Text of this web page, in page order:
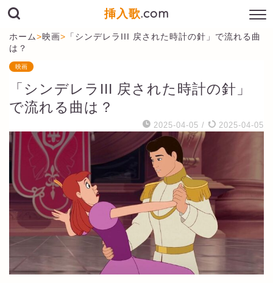
挿入歌.com
ホーム>映画> 「シンデレラIII 戻された時計の針」で流れる曲
は？
映画
「シンデレラIII 戻された時計の針」
で流れる曲は？
2025-04-05 / 2025-04-05